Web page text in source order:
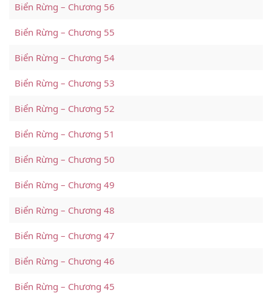
Biển Rừng – Chương 56
Biển Rừng – Chương 55
Biển Rừng – Chương 54
Biển Rừng – Chương 53
Biển Rừng – Chương 52
Biển Rừng – Chương 51
Biển Rừng – Chương 50
Biển Rừng – Chương 49
Biển Rừng – Chương 48
Biển Rừng – Chương 47
Biển Rừng – Chương 46
Biển Rừng – Chương 45